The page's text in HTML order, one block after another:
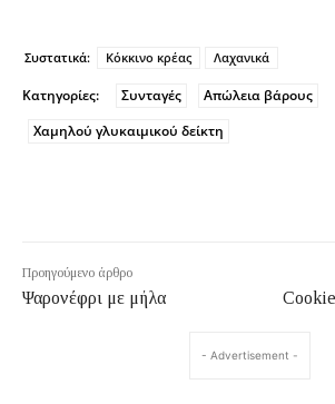
Συστατικά: Κόκκινο κρέας Λαχανικά
Κατηγορίες: Συνταγές
Απώλεια βάρους
Χαμηλού γλυκαιμικού δείκτη
Προηγούμενο άρθρο
Ψαρονέφρι με μήλα
- Advertisement -